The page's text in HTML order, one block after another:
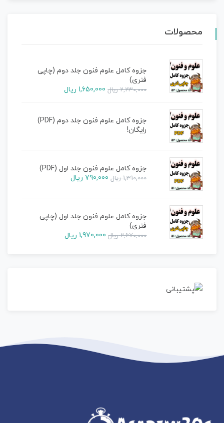
محصولات
جزوه کامل علوم فنون جلد دوم (چاپی
فنری)
2,230,000 ریال 1,650,000 ریال
جزوه کامل علوم فنون جلد دوم (PDF)
رایگان!
جزوه کامل علوم فنون جلد اول (PDF)
1,310,000 ریال 790,000 ریال
جزوه کامل علوم فنون جلد اول (چاپی
فنری)
2,670,000 ریال 1,970,000 ریال